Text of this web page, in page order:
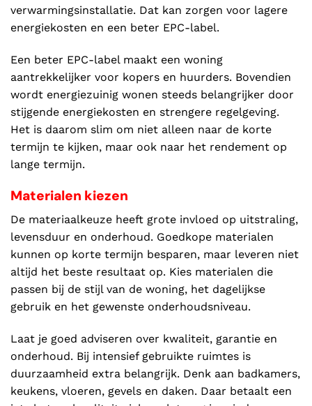
verwarmingsinstallatie. Dat kan zorgen voor lagere
energiekosten en een beter EPC-label.
Een beter EPC-label maakt een woning
aantrekkelijker voor kopers en huurders. Bovendien
wordt energiezuinig wonen steeds belangrijker door
stijgende energiekosten en strengere regelgeving.
Het is daarom slim om niet alleen naar de korte
termijn te kijken, maar ook naar het rendement op
lange termijn.
Materialen kiezen
De materiaalkeuze heeft grote invloed op uitstraling,
levensduur en onderhoud. Goedkope materialen
kunnen op korte termijn besparen, maar leveren niet
altijd het beste resultaat op. Kies materialen die
passen bij de stijl van de woning, het dagelijkse
gebruik en het gewenste onderhoudsniveau.
Laat je goed adviseren over kwaliteit, garantie en
onderhoud. Bij intensief gebruikte ruimtes is
duurzaamheid extra belangrijk. Denk aan badkamers,
keukens, vloeren, gevels en daken. Daar betaalt een